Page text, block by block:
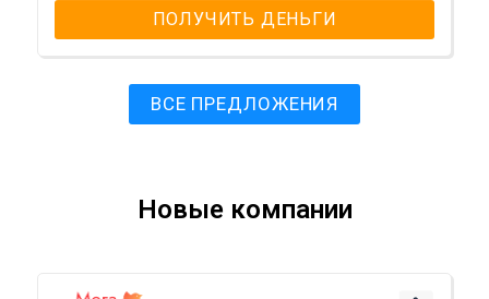
ПОЛУЧИТЬ ДЕНЬГИ
ВСЕ ПРЕДЛОЖЕНИЯ
Новые компании